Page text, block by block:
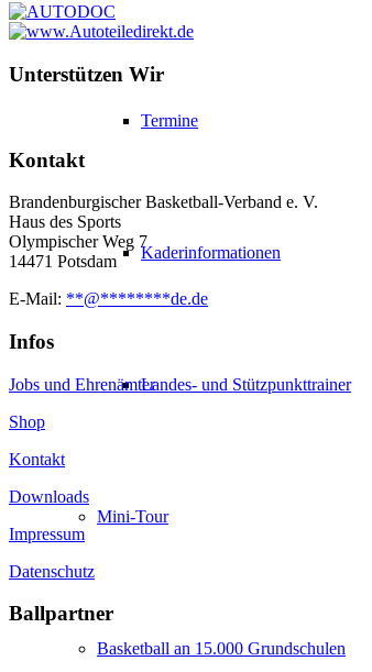
Termine
Kaderinformationen
Landes- und Stützpunkttrainer
Mini-Tour
Basketball an 15.000 Grundschulen
Unterstützen Wir
Kontakt
Brandenburgischer Basketball-Verband e. V.
Haus des Sports
Olympischer Weg 7
14471 Potsdam
E-Mail: **@********de.de
Infos
Jobs und Ehrenämter
Shop
Kontakt
Downloads
Impressum
Datenschutz
Ballpartner